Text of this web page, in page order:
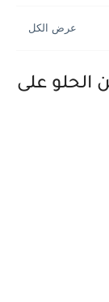
الحلو على